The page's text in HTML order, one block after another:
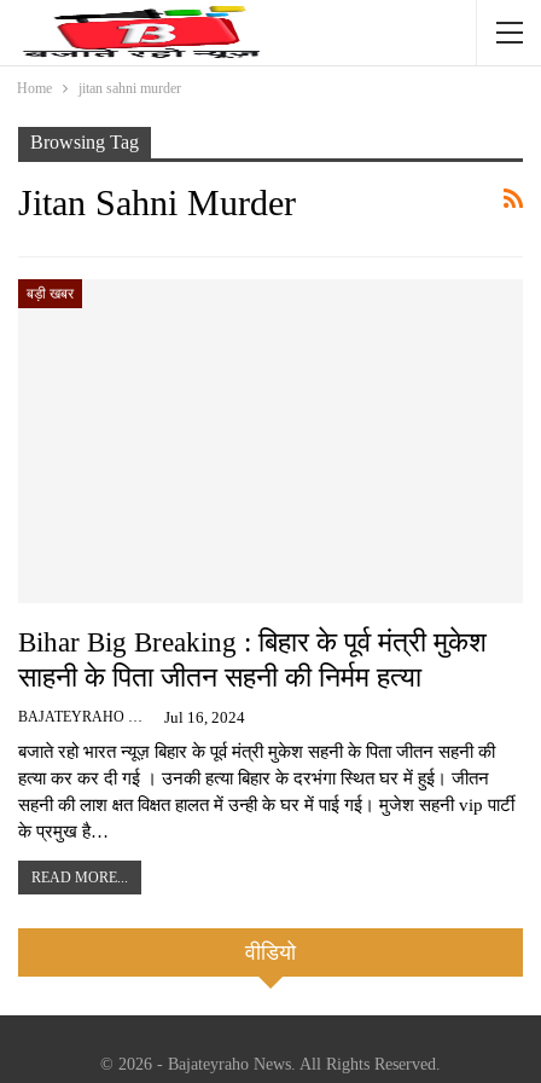
Home jitan sahni murder
Browsing Tag
Jitan Sahni Murder
बड़ी खबर
Bihar Big Breaking : बिहार के पूर्व मंत्री मुकेश
साहनी के पिता जीतन सहनी की निर्मम हत्या
BAJATEYRAHO NEWS Jul 16, 2024
बजाते रहो भारत न्यूज़ बिहार के पूर्व मंत्री मुकेश सहनी के पिता जीतन सहनी की
हत्या कर कर दी गई । उनकी हत्या बिहार के दरभंगा स्थित घर में हुई। जीतन
सहनी की लाश क्षत विक्षत हालत में उन्ही के घर में पाई गई। मुजेश सहनी vip पार्टी
के प्रमुख है…
READ MORE...
वीडियो
© 2026 - Bajateyraho News. All Rights Reserved.